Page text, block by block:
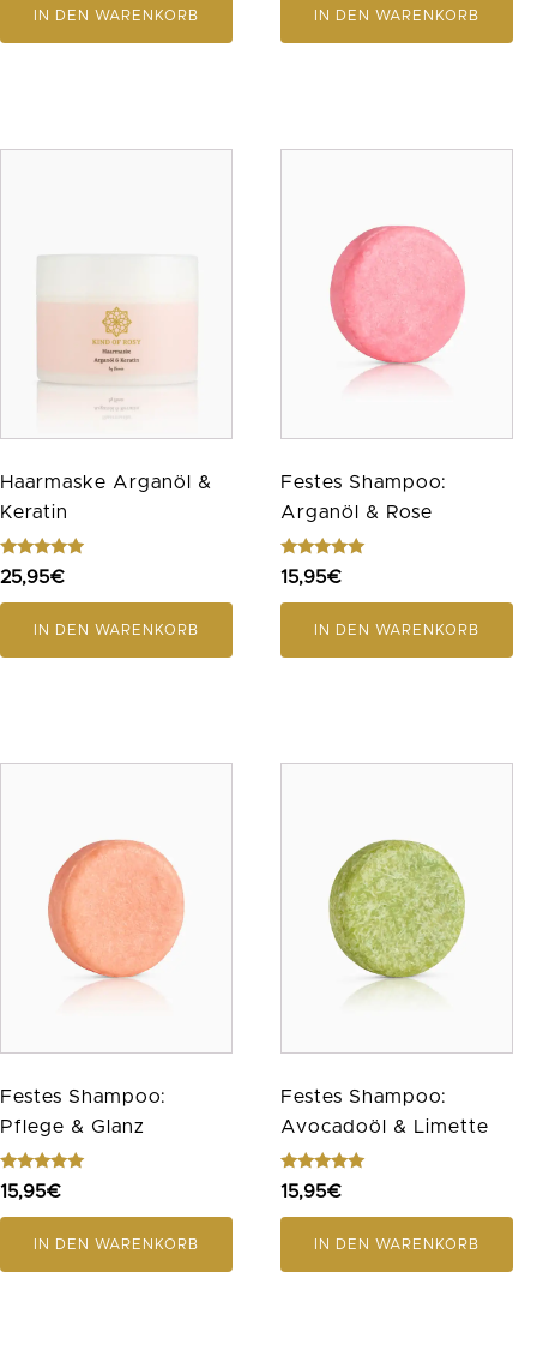
IN DEN WARENKORB IN DEN WARENKORB
Haarmaske Arganöl &
Keratin
Bewertet
mit
4.75
25,95€
IN DEN WARENKORB
Festes Shampoo:
Arganöl & Rose
Bewertet
mit
5.00
15,95€
IN DEN WARENKORB
Festes Shampoo:
Pflege & Glanz
Bewertet
mit
5.00
15,95€
IN DEN WARENKORB
Festes Shampoo:
Avocadoöl & Limette
Bewertet
mit
4.89
15,95€
IN DEN WARENKORB